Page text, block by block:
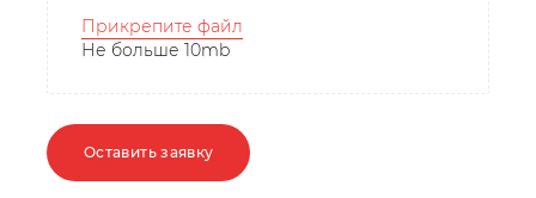
Прикрепите файл
Не больше 10mb
Оставить заявку